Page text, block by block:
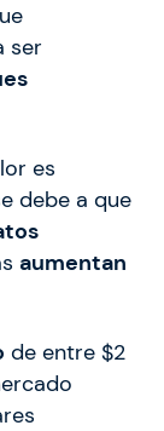
ser
es
debe a que
aumentan
de entre $2